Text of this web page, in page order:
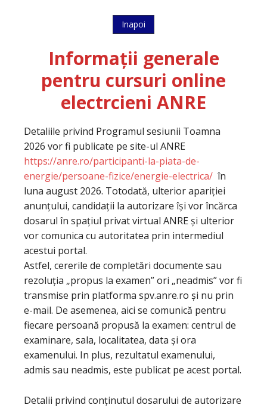
Inapoi
Informații generale
pentru cursuri online
electrcieni ANRE
Detaliile privind Programul sesiunii Toamna
2026 vor fi publicate pe site-ul ANRE
https://anre.ro/participanti-la-piata-de-
energie/persoane-fizice/energie-electrica/ în
luna august 2026. Totodată, ulterior apariției
anunțului, candidații la autorizare își vor încărca
dosarul în spațiul privat virtual ANRE și ulterior
vor comunica cu autoritatea prin intermediul
acestui portal.
Astfel, cererile de completări documente sau
rezoluția „propus la examen” ori „neadmis” vor fi
transmise prin platforma spv.anre.ro și nu prin
e-mail. De asemenea, aici se comunică pentru
fiecare persoană propusă la examen: centrul de
examinare, sala, localitatea, data și ora
examenului. In plus, rezultatul examenului,
admis sau neadmis, este publicat pe acest portal.
Detalii privind conținutul dosarului de autorizare